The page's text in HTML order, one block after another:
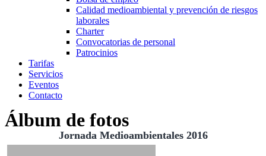
Calidad medioambiental y prevención de riesgos
laborales
Charter
Convocatorias de personal
Patrocinios
Tarifas
Servicios
Eventos
Contacto
Álbum de fotos
Jornada Medioambientales 2016